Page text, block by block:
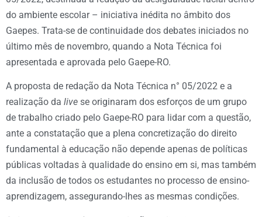
do ambiente escolar – iniciativa inédita no âmbito dos
Gaepes. Trata-se de continuidade dos debates iniciados no
último mês de novembro, quando a Nota Técnica foi
apresentada e aprovada pelo Gaepe-RO.
A proposta de redação da Nota Técnica n° 05/2022 e a
realização da live se originaram dos esforços de um grupo
de trabalho criado pelo Gaepe-RO para lidar com a questão,
ante a constatação que a plena concretização do direito
fundamental à educação não depende apenas de políticas
públicas voltadas à qualidade do ensino em si, mas também
da inclusão de todos os estudantes no processo de ensino-
aprendizagem, assegurando-lhes as mesmas condições.